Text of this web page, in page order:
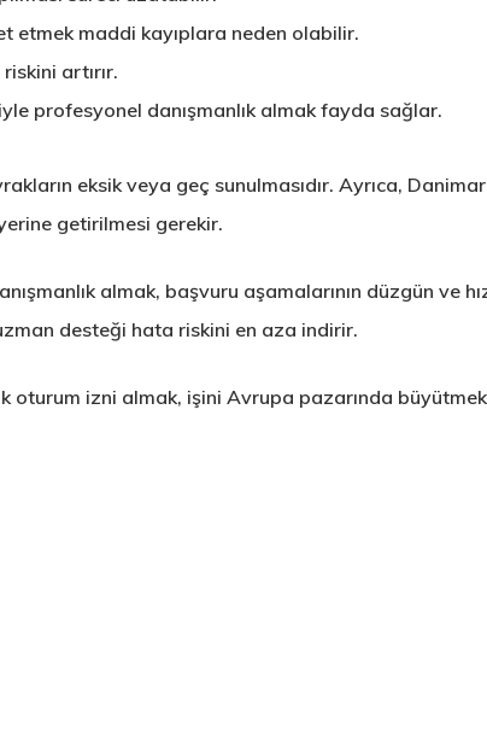
etmek maddi kayıplara neden olabilir.
artırır.
profesyonel danışmanlık almak fayda sağlar.
eksik veya geç sunulmasıdır. Ayrıca,
getirilmesi gerekir.
almak, başvuru aşamalarının düzgün ve
desteği hata riskini en aza indirir.
oturum izni almak, işini Avrupa pazarında